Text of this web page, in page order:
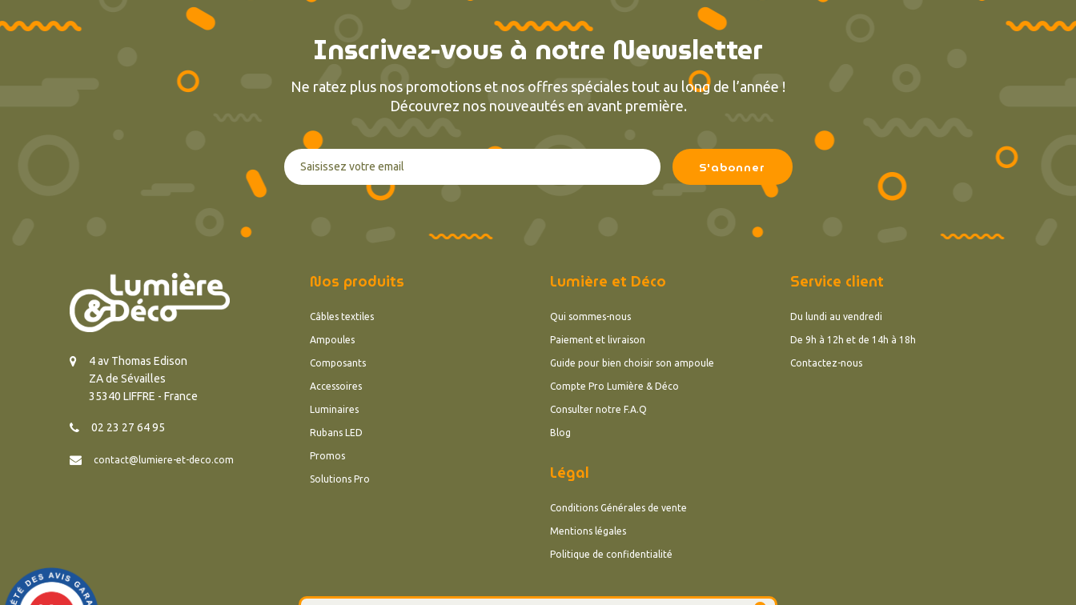
Inscrivez-vous à notre Newsletter
Ne ratez plus nos promotions et nos offres spéciales tout au long de l’année !
Découvrez nos nouveautés en avant première.
4 av Thomas Edison
ZA de Sévailles
35340 LIFFRE - France
02 23 27 64 95
contact@lumiere-et-deco.com
Nos produits
Câbles textiles
Ampoules
Composants
Accessoires
Luminaires
Rubans LED
Promos
Solutions Pro
Lumière et Déco
Qui sommes-nous
Paiement et livraison
Guide pour bien choisir son ampoule
Compte Pro Lumière & Déco
Consulter notre F.A.Q
Blog
Légal
Conditions Générales de vente
Mentions légales
Politique de confidentialité
Service client
Du lundi au vendredi
De 9h à 12h et de 14h à 18h
Contactez-nous